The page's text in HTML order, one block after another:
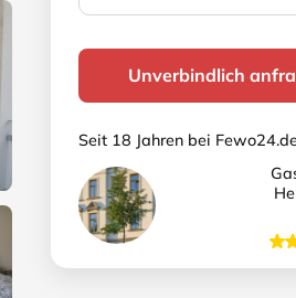
Unverbindlich
Seit 18 Jahren bei